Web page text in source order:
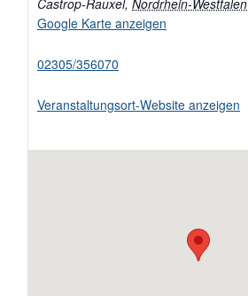
Castrop-Rauxel, Nordrhein-Westfalen
Google Karte anzeigen
02305/356070
Veranstaltungsort-Website anzeigen